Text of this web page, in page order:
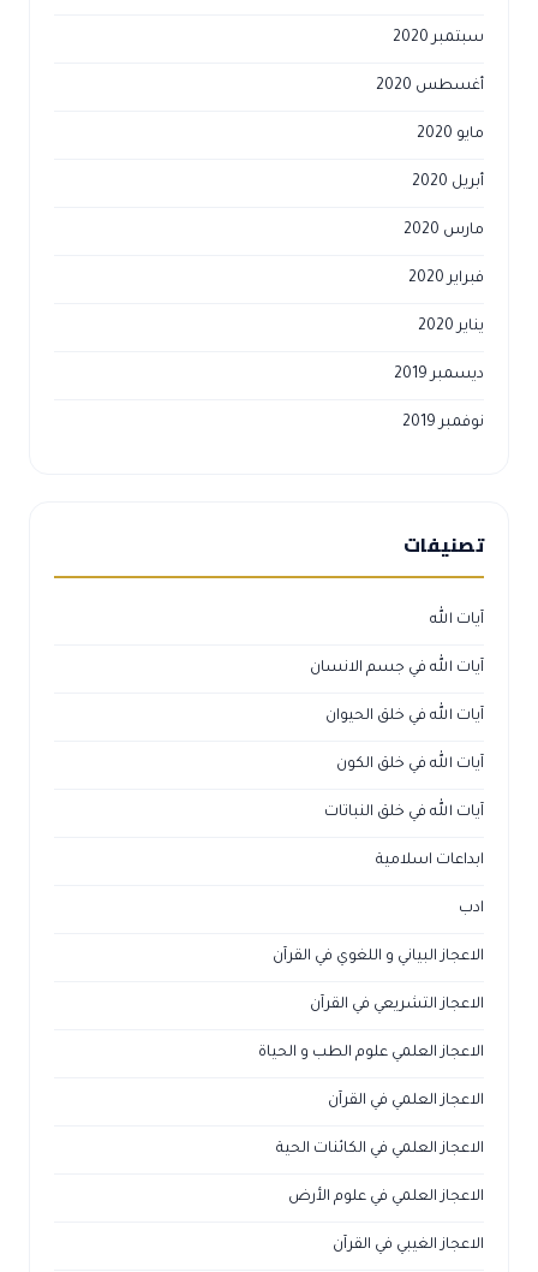
سبتمبر 2020
أغسطس 2020
مايو 2020
أبريل 2020
مارس 2020
فبراير 2020
يناير 2020
ديسمبر 2019
نوفمبر 2019
تصنيفات
آيات الله
آيات الله في جسم الانسان
آيات الله في خلق الحيوان
آيات الله في خلق الكون
آيات الله في خلق النباتات
ابداعات اسلامية
ادب
الاعجاز البياني و اللغوي في القرآن
الاعجاز التشريعي في القرآن
الاعجاز العلمي علوم الطب و الحياة
الاعجاز العلمي في القرآن
الاعجاز العلمي في الكائنات الحية
الاعجاز العلمي في علوم الأرض
الاعجاز الغيبي في القرآن